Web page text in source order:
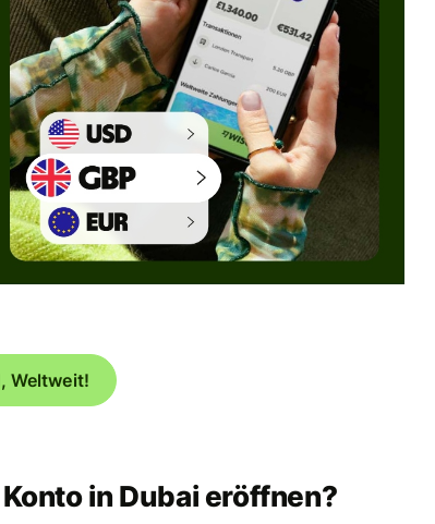
Weltweit!
in Dubai eröffnen?